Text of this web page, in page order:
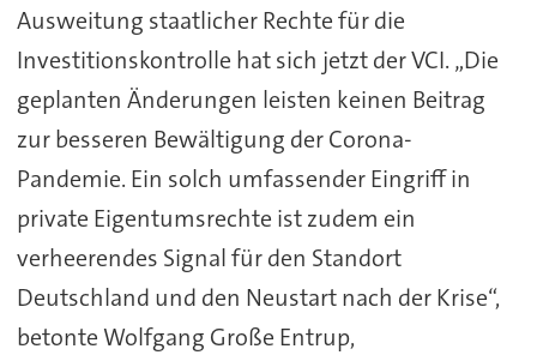
Ausweitung staatlicher Rechte für die
Investitionskontrolle hat sich jetzt der VCI. „Die
geplanten Änderungen leisten keinen Beitrag
zur besseren Bewältigung der Corona-
Pandemie. Ein solch umfassender Eingriff in
private Eigentumsrechte ist zudem ein
verheerendes Signal für den Standort
Deutschland und den Neustart nach der Krise“,
betonte Wolfgang Große Entrup,